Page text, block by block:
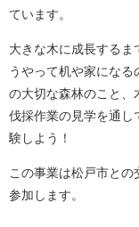
ています。
大きな木に成長する
うやって机や家にな
の大切な森林のこと、
伐採作業の見学を通し
験しよう！
この事業は松戸市と
参加します。